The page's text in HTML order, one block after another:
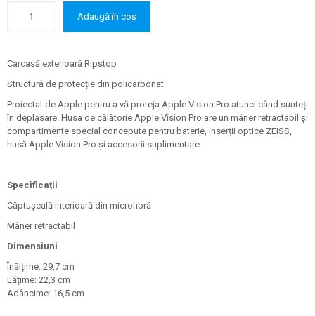
Adaugă în coș
Carcasă exterioară Ripstop
Structură de protecție din policarbonat
Proiectat de Apple pentru a vă proteja Apple Vision Pro atunci când sunteți
în deplasare. Husa de călătorie Apple Vision Pro are un mâner retractabil și
compartimente special concepute pentru baterie, inserții optice ZEISS,
husă Apple Vision Pro și accesorii suplimentare.
Specificații
Căptușeală interioară din microfibră
Mâner retractabil
Dimensiuni
Înălțime: 29,7 cm
Lățime: 22,3 cm
Adâncime: 16,5 cm